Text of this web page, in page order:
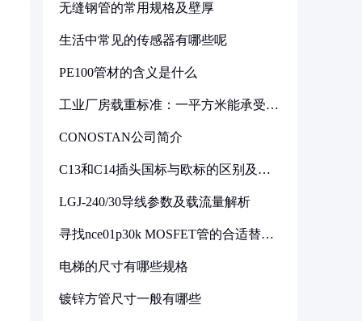
无缝钢管的常用规格及壁厚
生活中常见的传感器有哪些呢
PE100管材的含义是什么
工业厂房载重标准：一平方米能承受多
CONOSTAN公司简介
C13和C14插头国标与欧标的区别及其
LGJ-240/30导线参数及载流量解析
寻找nce01p30k MOSFET管的合适替代
电梯的尺寸有哪些规格
镀锌方管尺寸一般有哪些